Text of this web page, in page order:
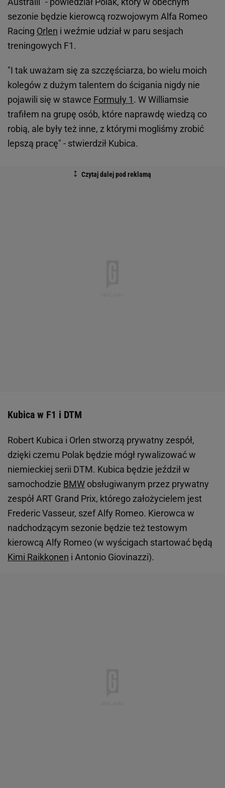
sezonie będzie kierowcą rozwojowym Alfa Romeo
Racing Orlen i weźmie udział w paru sesjach
treningowych F1.
"I tak uważam się za szczęściarza, bo wielu moich
kolegów z dużym talentem do ścigania nigdy nie
pojawili się w stawce Formuły 1. W Williamsie
trafiłem na grupę osób, które naprawdę wiedzą co
robią, ale były też inne, z którymi mogliśmy zrobić
lepszą pracę" - stwierdził Kubica.
Kubica w F1 i DTM
Robert Kubica i Orlen stworzą prywatny zespół,
dzięki czemu Polak będzie mógł rywalizować w
niemieckiej serii DTM. Kubica będzie jeździł w
samochodzie BMW obsługiwanym przez prywatny
zespół ART Grand Prix, którego założycielem jest
Frederic Vasseur, szef Alfy Romeo. Kierowca w
nadchodzącym sezonie będzie też testowym
kierowcą Alfy Romeo (w wyścigach startować będą
Kimi Raikkonen i Antonio Giovinazzi).